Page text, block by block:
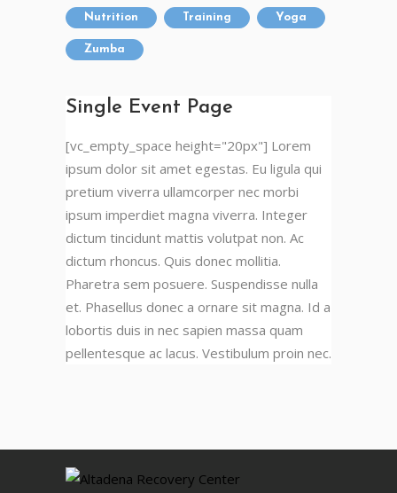
Nutrition Training Yoga
Zumba
Single Event Page
[vc_empty_space height="20px"] Lorem
ipsum dolor sit amet egestas. Eu ligula qui
pretium viverra ullamcorper nec morbi
ipsum imperdiet magna viverra. Integer
dictum tincidunt mattis volutpat non. Ac
dictum rhoncus. Quis donec mollitia.
Pharetra sem posuere. Suspendisse nulla
et. Phasellus donec a ornare sit magna. Id a
lobortis duis in nec sapien massa quam
pellentesque ac lacus. Vestibulum proin nec.